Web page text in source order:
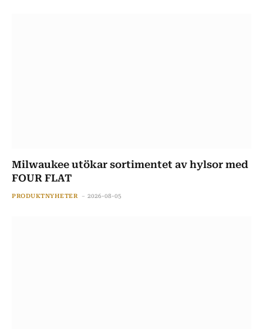
Milwaukee utökar sortimentet av hylsor med
FOUR FLAT
PRODUKTNYHETER 2026-08-05